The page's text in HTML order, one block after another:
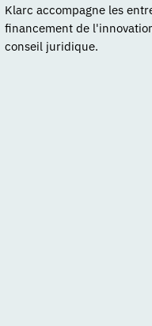
Klarc accompagne les
financement de
conseil juridique.